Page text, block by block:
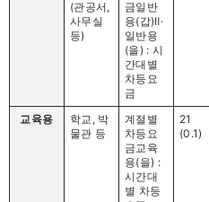
(관공서,
사무실
등)
금일반
용(갑)Ⅱ·
일반용
(을) : 시
간대별
차등요
금
교육용
학교, 박
물관 등
계절별
차등요
금교육
용(을) :
시간대
별 차등
21
(0.1)